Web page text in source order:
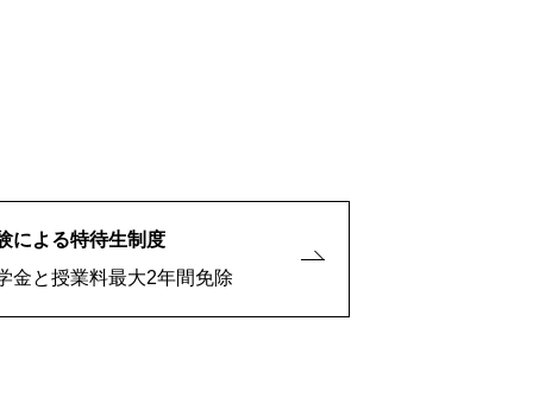
による特待生制度
金と授業料最大2年間免除